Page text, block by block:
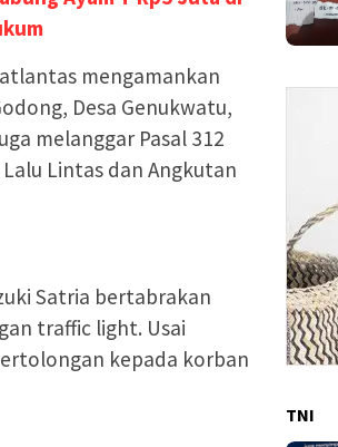
mengamankan
Desa Genukwatu,
melanggar Pasal 312
Lintas dan Angkutan
Satria bertabrakan
traffic light. Usai
kepada korban
TNI